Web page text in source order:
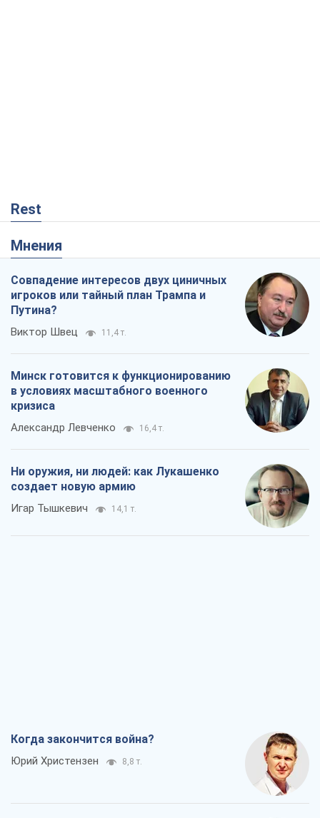
Rest
Мнения
Совпадение интересов двух циничных
игроков или тайный план Трампа и
Путина?
Виктор Швец 11,4 т.
Минск готовится к функционированию
в условиях масштабного военного
кризиса
Александр Левченко 16,4 т.
Ни оружия, ни людей: как Лукашенко
создает новую армию
Игар Тышкевич 14,1 т.
Когда закончится война?
Юрий Христензен 8,8 т.